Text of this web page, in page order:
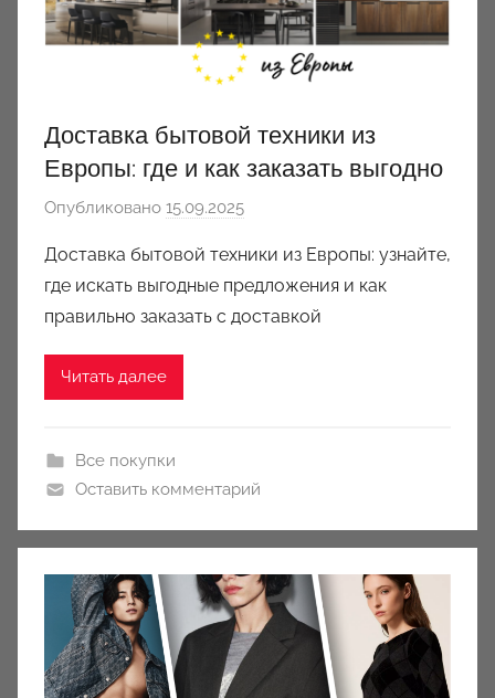
Доставка бытовой техники из
Европы: где и как заказать выгодно
Опубликовано 15.09.2025
т
о
р
c
o
n
y
Доставка бытовой техники из Европы: узнайте,
где искать выгодные предложения и как
правильно заказать с доставкой
Читать далее
Все покупки
Оставить комментарий